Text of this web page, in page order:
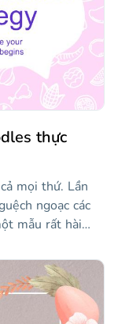
gái thể hiện
thực
mọi thứ. Lần
ngoạc các
mẫu rất hài
ngân sách,
chỗ ở đây!